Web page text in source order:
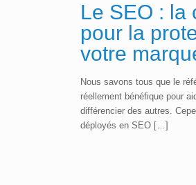
Le SEO : la
pour la
votre
Nous savons tous que le
réellement bénéfique pour
différencier des autres.
déployés en SEO[…]